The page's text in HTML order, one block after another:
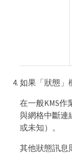
如果「狀態」
在一般KMS作
與網格中斷連
或未知）。
其他狀態訊息